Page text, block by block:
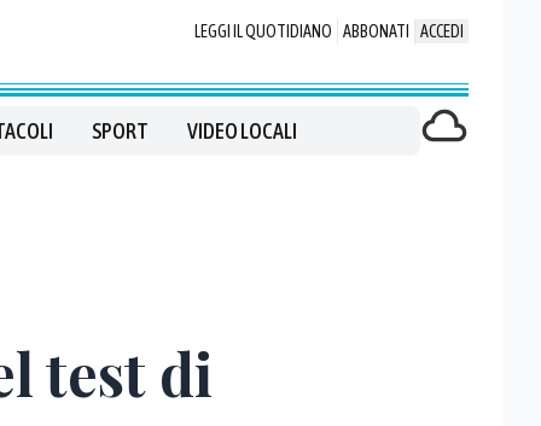
LEGGI IL QUOTIDIANO ABBONATI ACCEDI
SPORT VIDEO LOCALI
test di